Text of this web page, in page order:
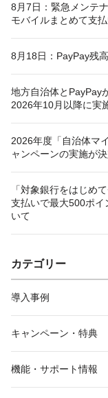
8月7日：緊急メンテ
モバイルまとめて支払
8月18日：PayPay残
地方自治体とPayPay
2026年10月以降に実
2026年度「自治体マ
ャンペーンの実施が
「対象銀行をはじめ
支払いで最大500ポイ
いて
カテゴリー
導入事例
キャンペーン・特典
機能・サポート情報